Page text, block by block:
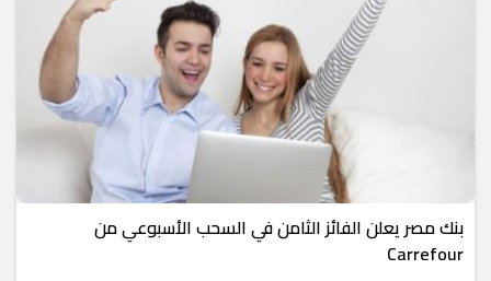
بنك مصر يعلن الفائز الثامن في السحب الأسبوعي من
Carrefour